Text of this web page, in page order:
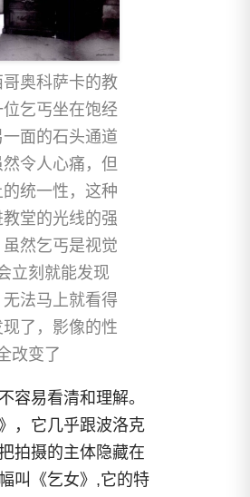
奥科萨卡的教
乞丐坐在饱经
面的石头通道
令人心痛，但
统一性，这种
堂的光线的强
然乞丐是视觉
立刻就能发现
法马上就看得
了，影像的性
改变了
容易看清和理解。
，它几乎跟波洛克
拍摄的主体隐藏在
叫《乞女》,它的特